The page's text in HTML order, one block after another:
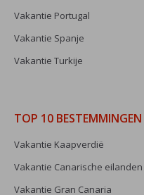
Vakantie Portugal
Vakantie Spanje
Vakantie Turkije
TOP 10 BESTEMMINGEN
Vakantie Kaapverdië
Vakantie Canarische eilanden
Vakantie Gran Canaria